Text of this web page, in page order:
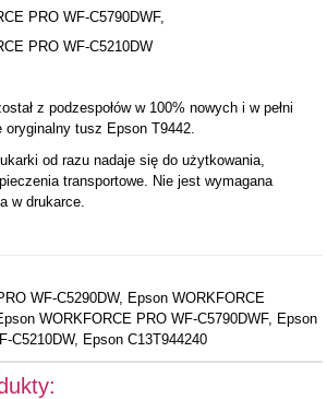
PRO WF-C5790DWF,
PRO WF-C5210DW
z podzespołów w 100% nowych i w pełni
oryginalny tusz Epson T9442.
od razu nadaje się do użytkowania,
transportowe. Nie jest wymagana
w drukarce.
WF-C5290DW, Epson WORKFORCE
WORKFORCE PRO WF-C5790DWF, Epson
C5210DW, Epson C13T944240